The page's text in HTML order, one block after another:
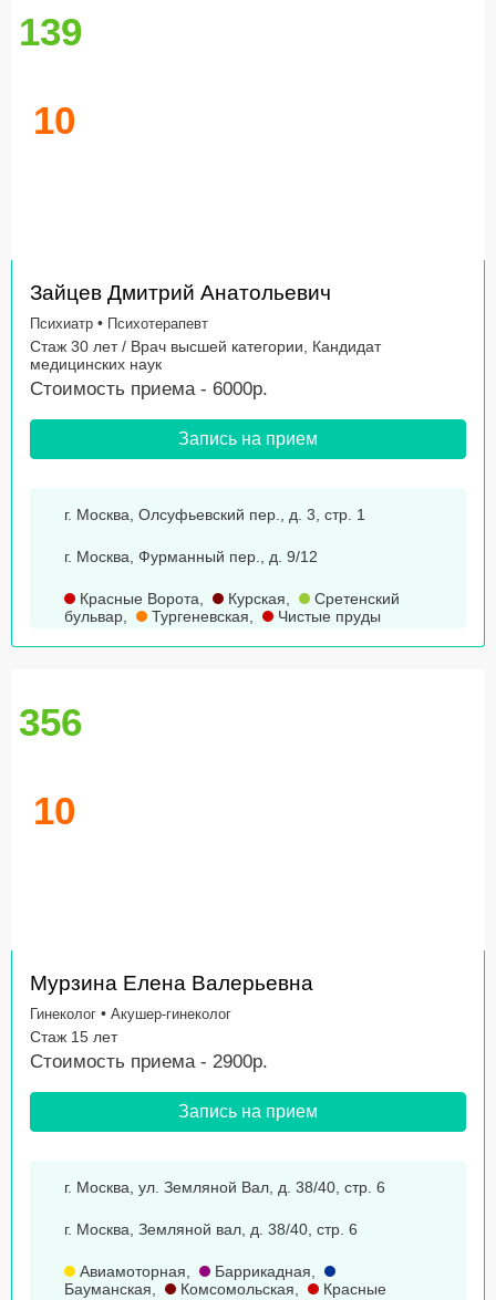
139
10
Зайцев Дмитрий Анатольевич
Психиатр • Психотерапевт
Стаж 30 лет / Врач высшей категории, Кандидат
медицинских наук
Стоимость приема - 6000р.
Запись на прием
г. Москва, Олсуфьевский пер., д. 3, стр. 1
г. Москва, Фурманный пер., д. 9/12
Красные Ворота, Курская,
Сретенский
бульвар, Тургеневская, Чистые пруды
356
10
Мурзина Елена Валерьевна
Гинеколог • Акушер-гинеколог
Стаж 15 лет
Стоимость приема - 2900р.
Запись на прием
г. Москва, ул. Земляной Вал, д. 38/40, стр. 6
г. Москва, Земляной вал, д. 38/40, стр. 6
Авиамоторная, Баррикадная,
Бауманская, Комсомольская,
Красные